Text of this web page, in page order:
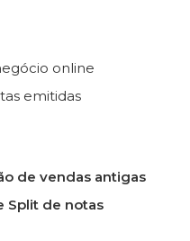
online
emitidas
de vendas antigas
Split de notas